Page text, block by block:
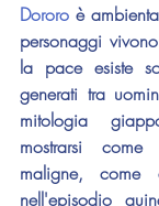
Dororo è
personaggi
la pace esiste
generati tra
mitologia
mostrarsi
maligne, come
nell'episodio